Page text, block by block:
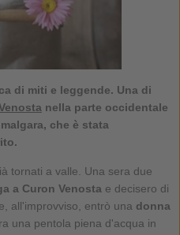
di miti e leggende. Una di
nella parte occidentale
che è stata
tornati a valle. Una sera due
a Curon Venosta e decisero di
all'improvviso, entrò una donna
una pentola piena d'acqua in